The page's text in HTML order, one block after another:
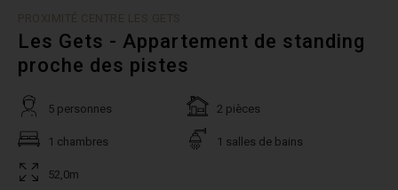
Les Gets - Appartement de standing
proche des pistes
5 personnes 2 pièces
1 chambres 1 salles de bains
52,0m